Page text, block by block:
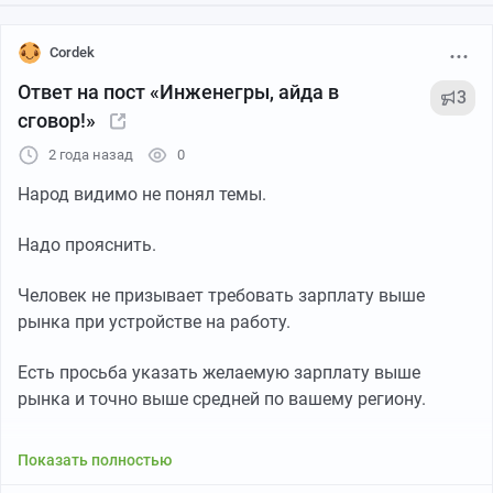
прикол автослесаря в транспортной компании тоже
возомнили себя инженерами).
-- Да уж! Совсем обнаглели... -- подерживает разговор
тс и стыдливо прячет бейджик
Cordek
Ответ на пост «Инженегры, айда в
сговор!»
3
2 года назад 0
Народ видимо не понял темы.
Надо прояснить.
Человек не призывает требовать зарплату выше
рынка при устройстве на работу.
Есть просьба указать желаемую зарплату выше
рынка и точно выше средней по вашему региону.
Показать полностью